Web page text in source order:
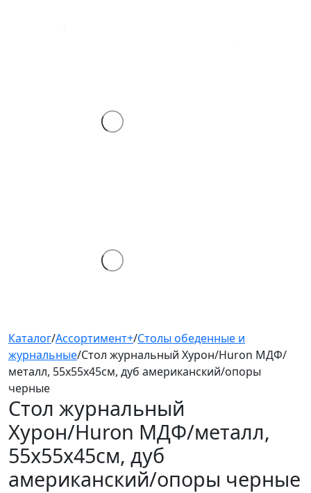
Каталог/Ассортимент+/Столы обеденные и
журнальные/Стол журнальный Хурон/Huron МДФ/
металл, 55х55х45см, дуб американский/опоры
черные
Стол журнальный
Хурон/Huron МДФ/металл,
55х55х45см, дуб
американский/опоры черные